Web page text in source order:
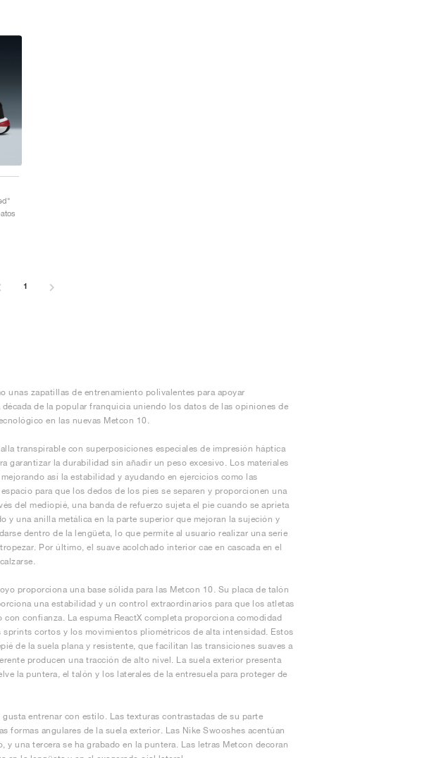
1
unas zapatillas de entrenamiento polivalentes para apoyar
de la popular franquicia uniendo los datos de las opiniones de
en las nuevas Metcon 10.
transpirable con superposiciones especiales de impresión háptica
garantizar la durabilidad sin añadir un peso excesivo. Los materiales
así la estabilidad y ayudando en ejercicios como las
para que los dedos de los pies se separen y proporcionen una
del mediopié, una banda de refuerzo sujeta el pie cuando se aprieta
y una anilla metálica en la parte superior que mejoran la sujeción y
dentro de la lengüeta, lo que permite al usuario realizar una serie
Por último, el suave acolchado interior cae en cascada en el
proporciona una base sólida para las Metcon 10. Su placa de talón
una estabilidad y un control extraordinarios para que los atletas
confianza. La espuma ReactX completa proporciona comodidad
cortos y los movimientos pliométricos de alta intensidad. Estos
de la suela plana y resistente, que facilitan las transiciones suaves a
producen una tracción de alto nivel. La suela exterior presenta
la puntera, el talón y los laterales de la entresuela para proteger de
entrenar con estilo. Las texturas contrastadas de su parte
formas angulares de la suela exterior. Las Nike Swooshes acentúan
una tercera se ha grabado en la puntera. Las letras Metcon decoran